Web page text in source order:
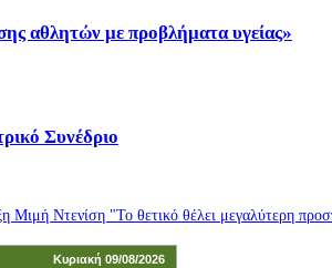
αθλητών με προβλήματα υγείας»
Συνέδριο
Μιμή Ντενίση "Το θετικό θέλει μεγαλύτερη